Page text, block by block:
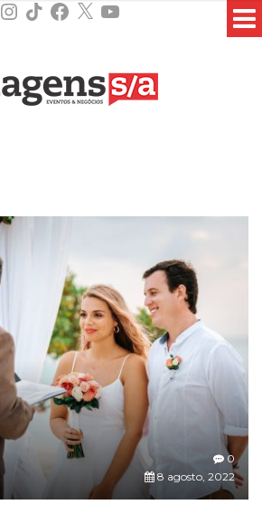
Instagram
TikTokFacebook
X YouTube
0
8 agosto, 2022